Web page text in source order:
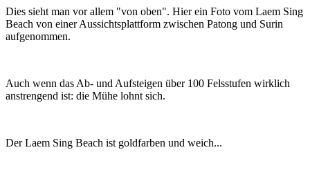
Dies sieht man vor allem "von oben". Hier ein Foto vom Laem Sing
Beach von einer Aussichtsplattform zwischen Patong und Surin
aufgenommen.
Auch wenn das Ab- und Aufsteigen über 100 Felsstufen wirklich
anstrengend ist: die Mühe lohnt sich.
Der Laem Sing Beach ist goldfarben und weich...